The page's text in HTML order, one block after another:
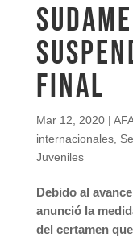
final
Mar 12, 2020|
internacionales,
Juveniles
Debido al
anunció la
del certamen